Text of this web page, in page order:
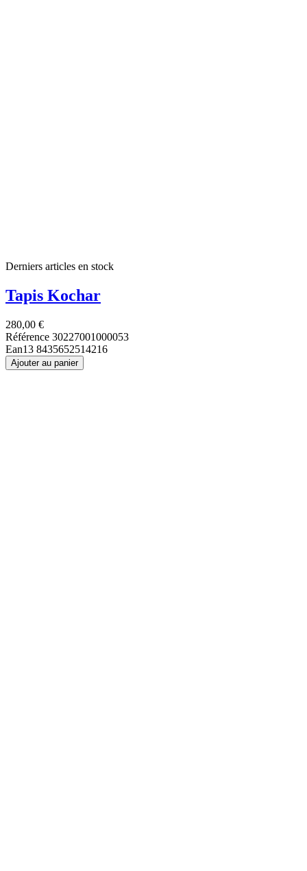
Derniers articles en stock
Tapis Kochar
280,00 €
Référence 30227001000053
Ean13 8435652514216
Ajouter au panier